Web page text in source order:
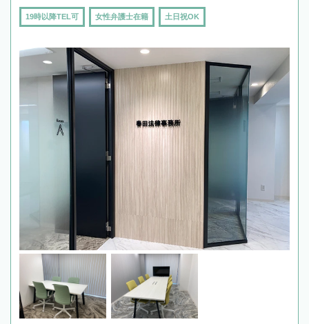
19時以降TEL可 女性弁護士在籍 土日祝OK